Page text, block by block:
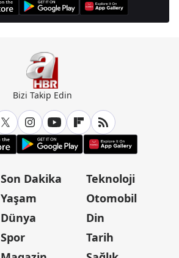
Bizi Takip Edin
Son Dakika
Yaşam
Dünya
Spor
Teknoloji
Otomobil
Din
Tarih